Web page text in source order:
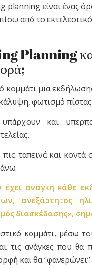
planning είναι ένας
από το
Planning
κομμάτι μια
φωτισμό
και
πιο ταπεινά και
έχει ανάγκη κάθε
ανεξάρτητος
διασκέδασης»,
κομμάτι, μέσω
τις ανάγκες που
και θα “φανερώνει”